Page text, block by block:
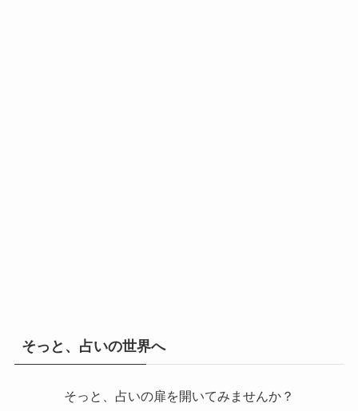
そっと、占いの世界へ
そっと、占いの扉を開いてみませんか？